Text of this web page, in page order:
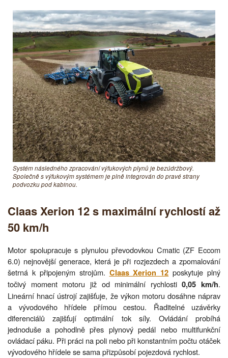
Systém následného zpracování výfukových plynů je bezúdržbový.
Společně s výfukovým systémem je plně integrován do pravé strany
podvozku pod kabinou.
Claas Xerion 12 s maximální rychlostí až
50 km/h
Motor spolupracuje s plynulou převodovkou Cmatic (ZF Eccom
6.0) nejnovější generace, která je při rozjezdech a zpomalování
šetrná k připojeným strojům. Claas Xerion 12 poskytuje plný
točivý moment motoru již od minimální rychlosti0,05 km/h.
Lineární hnací ústrojí zajišťuje, že výkon motoru dosáhne náprav
a vývodového hřídele přímou cestou. Řaditelné uzávěrky
diferenciálů zajišťují optimální tok síly. Ovládání probíhá
jednoduše a pohodlně přes plynový pedál nebo multifunkční
ovládací páku. Při práci na poli nebo při konstantním počtu otáček
vývodového hřídele se sama přizpůsobí pojezdová rychlost.